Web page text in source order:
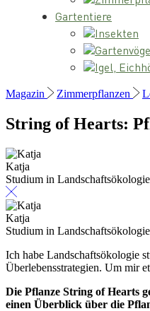
Gartentiere
Insekten
Igel,
Magazin Zimmerpflanzen
String of Hearts:
Katja
Studium in Landschaftsökologie
Katja
Studium in Landschaftsökologie
Ich habe Landschaftsökologie
Überlebensstrategien. Um mir
Die Pflanze String of Hearts
einen Überblick über die